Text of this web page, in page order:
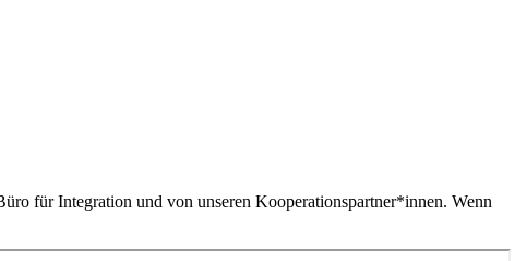
für Integration und von unseren Kooperationspartner*innen. Wenn